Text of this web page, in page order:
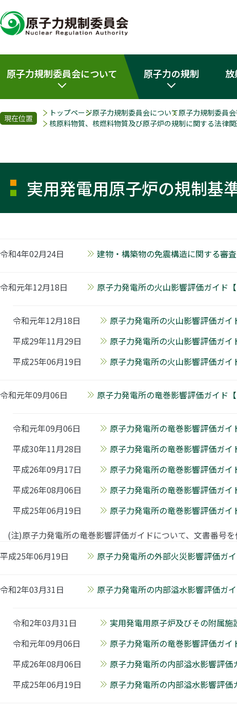
原子力規制委員会について 原子力の規制 放
現在位置
トップページ原子力規制委員会について原子力規制委員
核原料物質、核燃料物質及び原子炉の規制に関する法律
実用発電用原子炉の規制基
令和4年02月24日 建物・構築物の免震構造に関する審査
令和元年12月18日 原子力発電所の火山影響評価ガイド【
令和元年12月18日
原子力発電所の火山影響評価ガイ
平成29年11月29日
原子力発電所の火山影響評価ガイ
平成25年06月19日
原子力発電所の火山影響評価ガイ
令和元年09月06日 原子力発電所の竜巻影響評価ガイド【
令和元年09月06日
原子力発電所の竜巻影響評価ガイ
平成30年11月28日
原子力発電所の竜巻影響評価ガイ
平成26年09月17日
原子力発電所の竜巻影響評価ガイ
平成26年08月06日
原子力発電所の竜巻影響評価ガイ
平成25年06月19日
原子力発電所の竜巻影響評価ガイ
(注)原子力発電所の竜巻影響評価ガイドについて、文書番号
平成25年06月19日
原子力発電所の外部火災影響評価ガイ
令和2年03月31日 原子力発電所の内部溢水影響評価ガイ
令和2年03月31日
実用発電用原子炉及びその附属施
令和元年09月06日
原子力発電所の竜巻影響評価ガイ
平成26年08月06日
原子力発電所の内部溢水影響評価
平成25年06月19日
原子力発電所の内部溢水影響評価